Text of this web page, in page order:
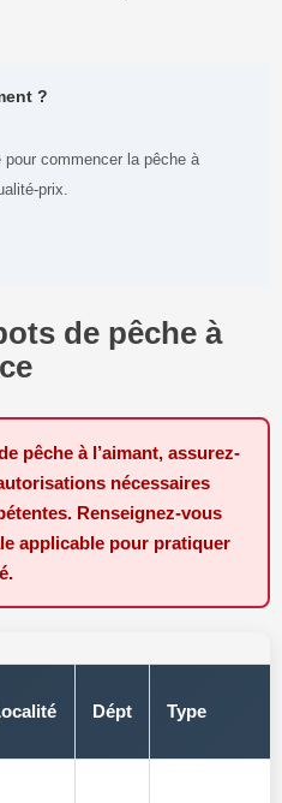
?
commencer la pêche à
prix.
de pêche à
pêche à l’aimant, assurez-
nécessaires
Renseignez-vous
applicable pour pratiquer
Dépt Type